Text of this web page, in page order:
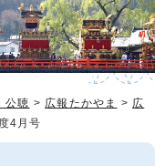
公聴 > 広報たかやま > 広
4月号